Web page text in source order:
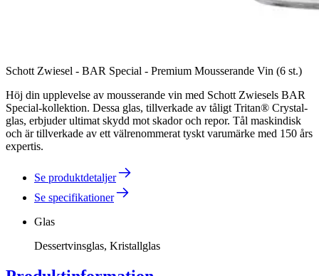
Schott Zwiesel - BAR Special - Premium Mousserande Vin (6 st.)
Höj din upplevelse av mousserande vin med Schott Zwiesels BAR
Special-kollektion. Dessa glas, tillverkade av tåligt Tritan® Crystal-
glas, erbjuder ultimat skydd mot skador och repor. Tål maskindisk
och är tillverkade av ett välrenommerat tyskt varumärke med 150 års
expertis.
Se produktdetaljer
Se specifikationer
Glas
Dessertvinsglas, Kristallglas